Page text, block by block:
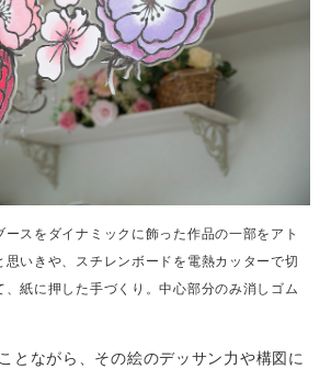
スをダイナミックに飾った作品の一部をアト
思いきや、スチレンボードを電熱カッターで切
、紙に押した手づくり。中心部分のみ消しゴム
とながら、その絵のデッサン力や構図に